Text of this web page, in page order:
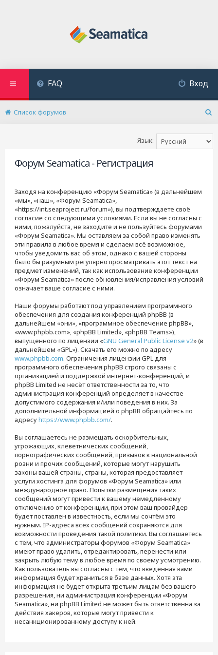
FAQ Вход
Список форумов
Язык:
Форум Seamatica - Регистрация
Заходя на конференцию «Форум Seamatica» (в дальнейшем
«мы», «наш», «Форум Seamatica»,
«https://int.seaproject.ru/forum»), вы подтверждаете своё
согласие со следующими условиями. Если вы не согласны с
ними, пожалуйста, не заходите и не пользуйтесь форумами
«Форум Seamatica». Мы оставляем за собой право изменять
эти правила в любое время и сделаем всё возможное,
чтобы уведомить вас об этом, однако с вашей стороны
было бы разумным регулярно просматривать этот текст на
предмет изменений, так как использование конференции
«Форум Seamatica» после обновления/исправления условий
означает ваше согласие с ними.
Наши форумы работают под управлением программного
обеспечения для создания конференций phpBB (в
дальнейшем «они», «программное обеспечение phpBB»,
«www.phpbb.com», «phpBB Limited», «phpBB Teams»),
выпущенного по лицензии «GNU General Public License v2» (в
дальнейшем «GPL»). Скачать его можно по адресу
www.phpbb.com. Ограничения лицензии GPL для
программного обеспечения phpBB строго связаны с
организацией и поддержкой интернет-конференций, и
phpBB Limited не несёт ответственности за то, что
администрация конференций определяет в качестве
допустимого содержания и/или поведения в них. За
дополнительной информацией о phpBB обращайтесь по
адресуhttps://www.phpbb.com/.
Вы соглашаетесь не размещать оскорбительных,
угрожающих, клеветнических сообщений,
порнографических сообщений, призывов к национальной
розни и прочих сообщений, которые могут нарушить
законы вашей страны, страны, которая предоставляет
услуги хостинга для форумов «Форум Seamatica» или
международное право. Попытки размещения таких
сообщений могут привести к вашему немедленному
отключению от конференции, при этом ваш провайдер
будет поставлен в известность, если мы сочтём это
нужным. IP-адреса всех сообщений сохраняются для
возможности проведения такой политики. Вы соглашаетесь
с тем, что администраторы форумов «Форум Seamatica»
имеют право удалить, отредактировать, перенести или
закрыть любую тему в любое время по своему усмотрению.
Как пользователь вы согласны с тем, что введённая вами
информация будет храниться в базе данных. Хотя эта
информация не будет открыта третьим лицам без вашего
разрешения, ни администрация конференции «Форум
Seamatica», ни phpBB Limited не может быть ответственна за
действия хакеров, которые могут привести к
несанкционированному доступу к ней.